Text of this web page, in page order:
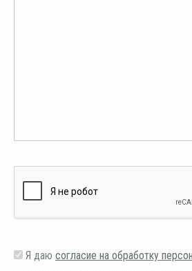
Я даю согласие на обработку